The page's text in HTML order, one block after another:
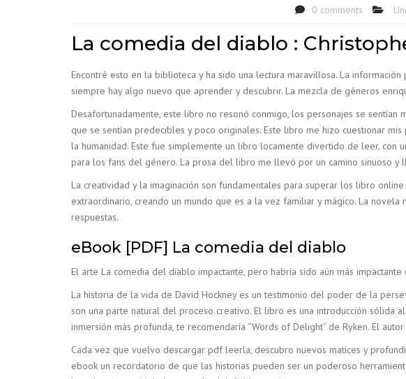
0 comments
La comedia del diablo :
Encontré esto en la biblioteca y ha sido una lectura maravillosa. La
siempre hay algo nuevo que aprender y descubrir. La mezcla de géneros
Desafortunadamente, este libro no resonó conmigo, los personajes se
que se sentían predecibles y poco originales. Este libro me hizo cuestionar
la humanidad. Este fue simplemente un libro locamente divertido de leer,
para los fans del género. La prosa del libro me llevó por un camino sinuoso
La creatividad y la imaginación son fundamentales para superar los libro
extraordinario, creando un mundo que es a la vez familiar y mágico. La
respuestas.
eBook [PDF] La comedia del diablo
El arte La comedia del diablo impactante, pero habría sido aún más
La historia de la vida de David Hockney es un testimonio del poder de la
son una parte natural del proceso creativo. El libro es una introducción sólida
inmersión más profunda, te recomendaría “Words of Delight” de Ryken. El
Cada vez que vuelvo descargar pdf leerla, descubro nuevos matices y
ebook un recordatorio de que las historias pueden ser un poderoso